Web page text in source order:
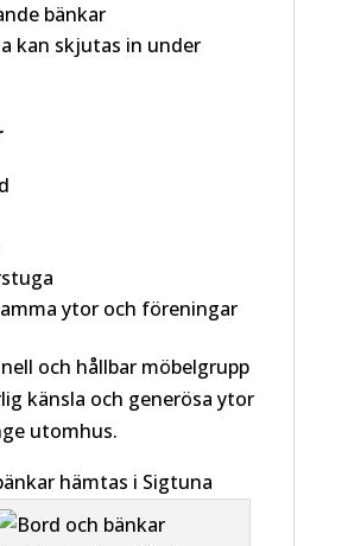
bänkar
kan skjutas in under
ytor och föreningar
och hållbar möbelgrupp
känsla och generösa ytor
utomhus.
hämtas i Sigtuna